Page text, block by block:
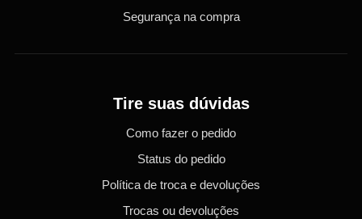
Segurança na compra
Tire suas dúvidas
Como fazer o pedido
Status do pedido
Política de troca e devoluções
Trocas ou devoluções